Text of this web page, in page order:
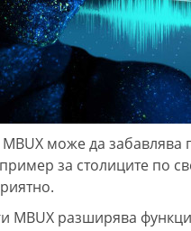
може да
за столиците по
MBUX разширява